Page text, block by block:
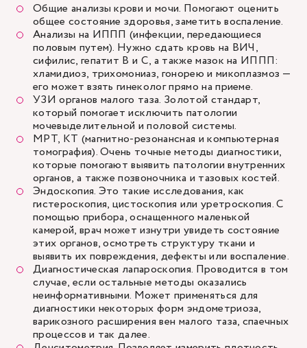
Общие анализы крови и мочи. Помогают оценить
общее состояние здоровья, заметить воспаление.
Анализы на ИППП (инфекции, передающиеся
половым путем). Нужно сдать кровь на ВИЧ,
сифилис, гепатит В и С, а также мазок на ИППП:
хламидиоз, трихомониаз, гонорею и микоплазмоз —
его может взять гинеколог прямо на приеме.
УЗИ органов малого таза. Золотой стандарт,
который помогает исключить патологии
мочевыделительной и половой системы.
МРТ, КТ (магнитно-резонансная и компьютерная
томография). Очень точные методы диагностики,
которые помогают выявить патологии внутренних
органов, а также позвоночника и тазовых костей.
Эндоскопия. Это такие исследования, как
гистероскопия, цистоскопия или уретроскопия. С
помощью прибора, оснащенного маленькой
камерой, врач может изнутри увидеть состояние
этих органов, осмотреть структуру ткани и
выявить их повреждения, дефекты или воспаление.
Диагностическая лапароскопия. Проводится в том
случае, если остальные методы оказались
неинформативными. Может применяться для
диагностики некоторых форм эндометриоза,
варикозного расширения вен малого таза, спаечных
процессов и так далее.